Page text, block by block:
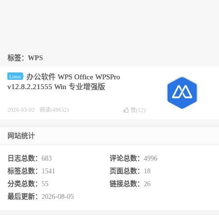
标签：WPS
Linux
办公软件 WPS Office WPSPro
v12.8.2.21555 Win 专业增强版
2026-03-02 阅读(48652) 赞(12)
网站统计
日志总数： 683 评论总数： 4996
标签总数： 1541 页面总数： 18
分类总数： 55 链接总数： 26
最后更新： 2026-08-05